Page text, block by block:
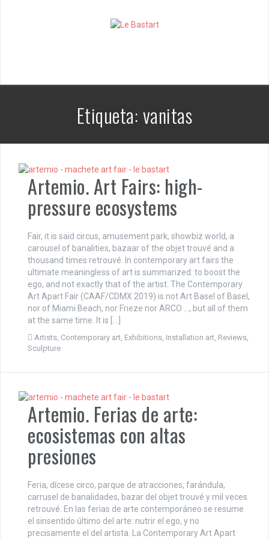
Etiqueta:vanitas
Artemio. Art Fairs: high-
pressure ecosystems
Fair, it is said circus, amusement park, showbiz world, a
carousel of banalities, bazaar of the objet trouvé and a
thousand times retrouvé. In contemporary art fairs the
ultimate meaningless of art is summarized: to boost the
ego, and not exactly that of the artist. The Contemporary
Art Apart Fair (CAAF/CDMX 2019) is not Art Basel of Basel,
nor of Miami Beach, nor Frieze nor ARCO …, but all of them
at the same time. It is […]
Artists Contemporary art Exhibitions Installation art Reviews
Sculpture
Artemio. Ferias de arte:
ecosistemas con altas
presiones
Feria, dícese circo, parque de atracciones, farándula,
carrusel de banalidades, bazar del objet trouvé y mil veces
retrouvé. En las ferias de arte contemporáneo se resume
el sinsentido último del arte: nutrir el ego, y no
precisamente el del artista. La Contemporary Art Apart